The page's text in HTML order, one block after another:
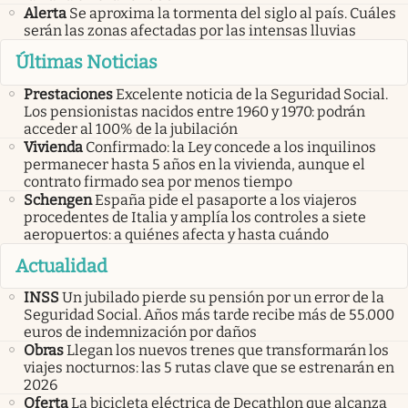
Alerta Se aproxima la tormenta del siglo al país. Cuáles
serán las zonas afectadas por las intensas lluvias
Últimas Noticias
PrestacionesExcelente noticia de la Seguridad Social.
Los pensionistas nacidos entre 1960 y 1970: podrán
acceder al 100% de la jubilación
Vivienda Confirmado: la Ley concede a los inquilinos
permanecer hasta 5 años en la vivienda, aunque el
contrato firmado sea por menos tiempo
SchengenEspaña pide el pasaporte a los viajeros
procedentes de Italia y amplía los controles a siete
aeropuertos: a quiénes afecta y hasta cuándo
Actualidad
INSSUn jubilado pierde su pensión por un error de la
Seguridad Social. Años más tarde recibe más de 55.000
euros de indemnización por daños
ObrasLlegan los nuevos trenes que transformarán los
viajes nocturnos: las 5 rutas clave que se estrenarán en
2026
OfertaLa bicicleta eléctrica de Decathlon que alcanza